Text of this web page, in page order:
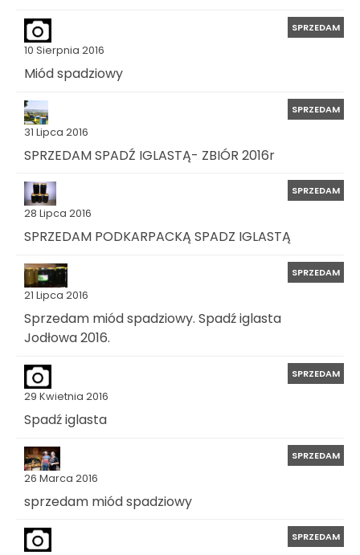
10 Sierpnia 2016
SPRZEDAM
Miód spadziowy
31 Lipca 2016
SPRZEDAM
SPRZEDAM SPADŹ IGLASTĄ- ZBIÓR 2016r
28 Lipca 2016
SPRZEDAM
SPRZEDAM PODKARPACKĄ SPADZ IGLASTĄ
21 Lipca 2016
SPRZEDAM
Sprzedam miód spadziowy. Spadź iglasta
Jodłowa 2016.
29 Kwietnia 2016
SPRZEDAM
Spadź iglasta
26 Marca 2016
SPRZEDAM
sprzedam miód spadziowy
SPRZEDAM